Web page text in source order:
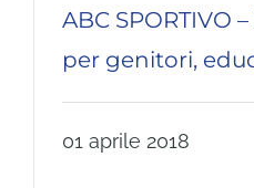
ABC SPORTIVO
per genitori,
01 aprile 2018